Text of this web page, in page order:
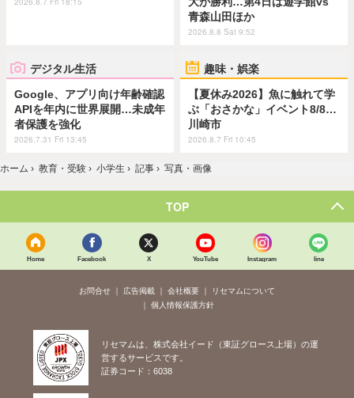
青森山田ほか
2026.8.8 Sat 9:52
デジタル生活
Google、アプリ向け年齢確認
APIを年内に世界展開…未成年
者保護を強化
2026.7.31 Fri 13:45
趣味・娯楽
【夏休み2026】魚に触れて学
ぶ「おさかな」イベント8/8…
川崎市
2026.8.7 Fri 10:45
ホーム › 教育・受験 › 小学生 › 記事 › 写真・画像
TOP
Home Facebook X YouTube Instagram line
お問合せ 広告掲載 会社概要
リセマムについて
個人情報保護方針
リセマムは、株式会社イード（東証グロース上場）の運
営するサービスです。
証券コード：6038